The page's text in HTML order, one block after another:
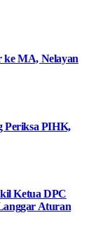
ke MA, Nelayan
Periksa PIHK,
Ketua DPC
Aturan